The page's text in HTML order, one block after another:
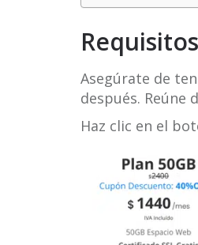
Asegúrate de
después. Reúne
Haz clic en el